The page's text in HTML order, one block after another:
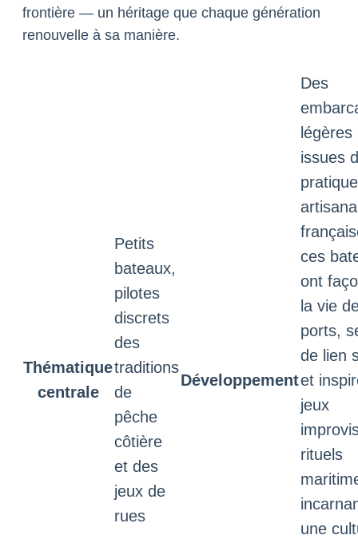
frontière — un héritage que chaque génération
renouvelle à sa manière.
Thématique
centrale
Petits
bateaux,
pilotes
discrets
des
traditions
de
pêche
côtière
et des
jeux de
rues
Développement
Des
légères
issues
ces
ont
la vie
ports,
de lien
et
jeux
rituels
une